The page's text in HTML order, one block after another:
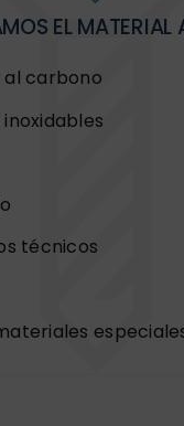
EL MATERIAL
al carbono
técnicos